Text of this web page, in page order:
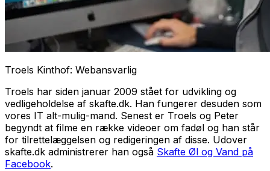
Troels Kinthof: Webansvarlig
Troels har siden januar 2009 stået for udvikling og
vedligeholdelse af skafte.dk. Han fungerer desuden som
vores IT alt-mulig-mand. Senest er Troels og Peter
begyndt at filme en række videoer om fadøl og han står
for tilrettelæggelsen og redigeringen af disse. Udover
skafte.dk administrerer han også Skafte Øl og Vand på
Facebook.